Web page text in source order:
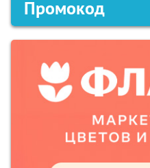
Промокод